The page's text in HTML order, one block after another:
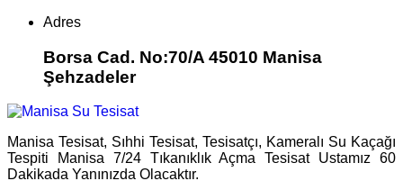
Adres
Borsa Cad. No:70/A 45010 Manisa
Şehzadeler
Manisa Tesisat, Sıhhi Tesisat, Tesisatçı, Kameralı Su Kaçağı
Tespiti Manisa 7/24 Tıkanıklık Açma Tesisat Ustamız 60
Dakikada Yanınızda Olacaktır.